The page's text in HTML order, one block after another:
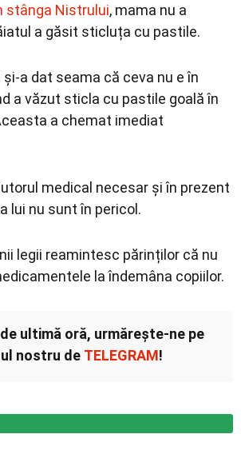
stânga Nistrului, mama nu a
a găsit sticluța cu pastile.
a dat seama că ceva nu e în
a văzut sticla cu pastile goală în
a chemat imediat
medical necesar și în prezent
lui nu sunt în pericol.
legii reamintesc părinților că nu
la îndemâna copiilor.
ultimă oră, urmărește-ne pe
nostru de TELEGRAM!